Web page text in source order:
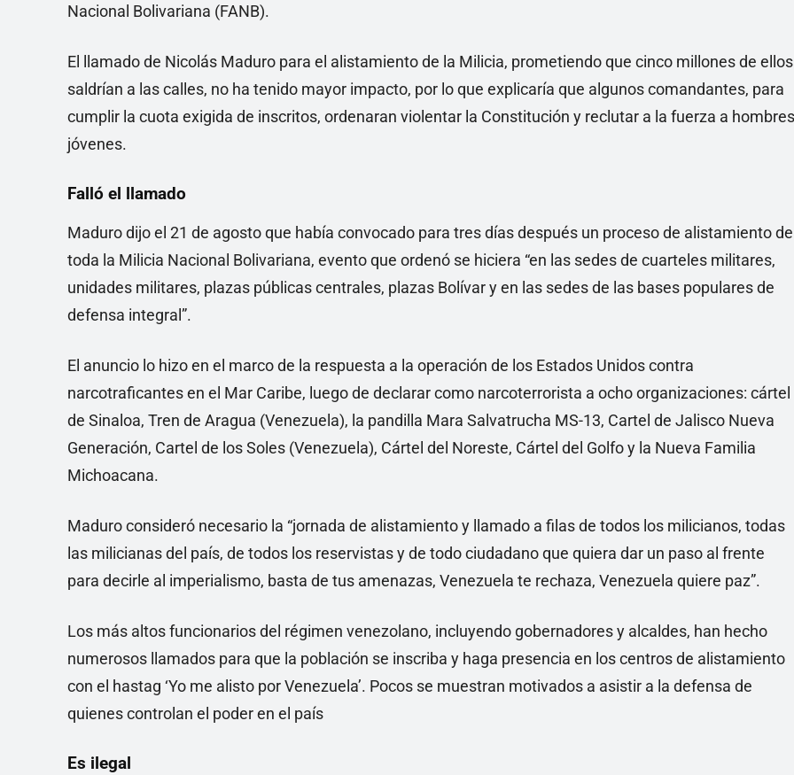
Nacional Bolivariana (FANB).
El llamado de Nicolás Maduro para el alistamiento de la Milicia, prometiendo que cinco millones de ellos
saldrían a las calles, no ha tenido mayor impacto, por lo que explicaría que algunos comandantes, para
cumplir la cuota exigida de inscritos, ordenaran violentar la Constitución y reclutar a la fuerza a hombres
jóvenes.
Falló el llamado
Maduro dijo el 21 de agosto que había convocado para tres días después un proceso de alistamiento de
toda la Milicia Nacional Bolivariana, evento que ordenó se hiciera “en las sedes de cuarteles militares,
unidades militares, plazas públicas centrales, plazas Bolívar y en las sedes de las bases populares de
defensa integral”.
El anuncio lo hizo en el marco de la respuesta a la operación de los Estados Unidos contra
narcotraficantes en el Mar Caribe, luego de declarar como narcoterrorista a ocho organizaciones: cártel
de Sinaloa, Tren de Aragua (Venezuela), la pandilla Mara Salvatrucha MS-13, Cartel de Jalisco Nueva
Generación, Cartel de los Soles (Venezuela), Cártel del Noreste, Cártel del Golfo y la Nueva Familia
Michoacana.
Maduro consideró necesario la “jornada de alistamiento y llamado a filas de todos los milicianos, todas
las milicianas del país, de todos los reservistas y de todo ciudadano que quiera dar un paso al frente
para decirle al imperialismo, basta de tus amenazas, Venezuela te rechaza, Venezuela quiere paz”.
Los más altos funcionarios del régimen venezolano, incluyendo gobernadores y alcaldes, han hecho
numerosos llamados para que la población se inscriba y haga presencia en los centros de alistamiento
con el hastag ‘Yo me alisto por Venezuela’. Pocos se muestran motivados a asistir a la defensa de
quienes controlan el poder en el país
Es ilegal